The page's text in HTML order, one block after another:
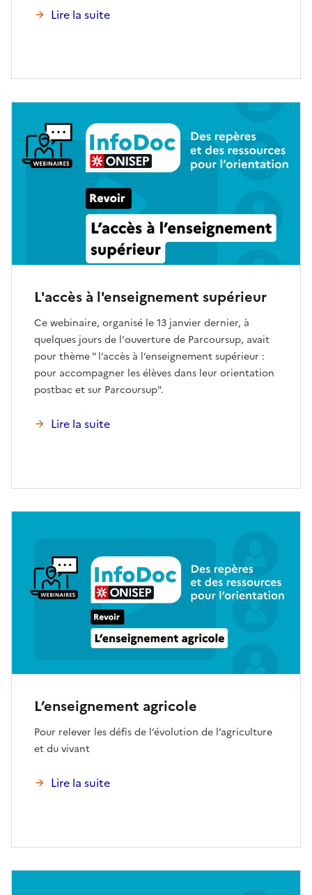
Lire la suite
L'accès à l'enseignement supérieur
Ce webinaire, organisé le 13 janvier dernier, à
quelques jours de l'ouverture de Parcoursup, avait
pour thème " l’accès à l’enseignement supérieur :
pour accompagner les élèves dans leur orientation
postbac et sur Parcoursup".
Lire la suite
L’enseignement agricole
Pour relever les défis de l’évolution de l’agriculture
et du vivant
Lire la suite